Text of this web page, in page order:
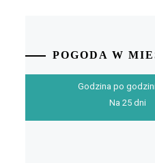
POGODA W
Godzina po
Na 25 dni